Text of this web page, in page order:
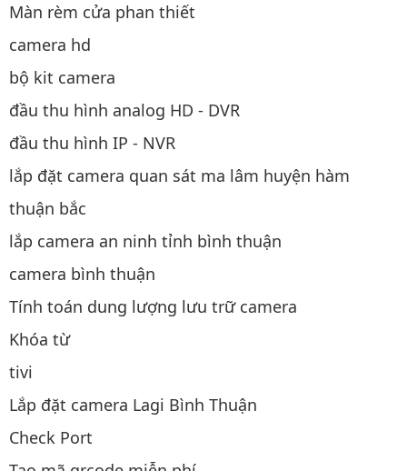
Màn rèm cửa phan thiết
camera hd
bộ kit camera
đầu thu hình analog HD - DVR
đầu thu hình IP - NVR
lắp đặt camera quan sát ma lâm huyện hàm
thuận bắc
lắp camera an ninh tỉnh bình thuận
camera bình thuận
Tính toán dung lượng lưu trữ camera
Khóa từ
tivi
Lắp đặt camera Lagi Bình Thuận
Check Port